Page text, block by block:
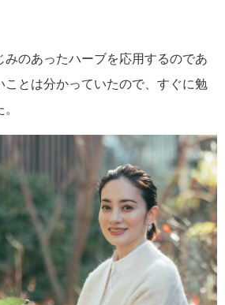
みのあったハーブを応用するのであ
ことは分かっていたので、すぐに勉